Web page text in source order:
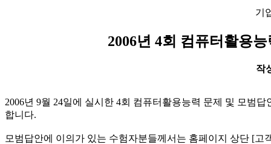
기
2006년 4회 컴퓨터활용
작
2006년 9월 24일에 실시한 4회 컴퓨터활용능력 문제 및 모범
합니다.
모범답안에 이의가 있는 수험자분들께서는 홈페이지 상단 [